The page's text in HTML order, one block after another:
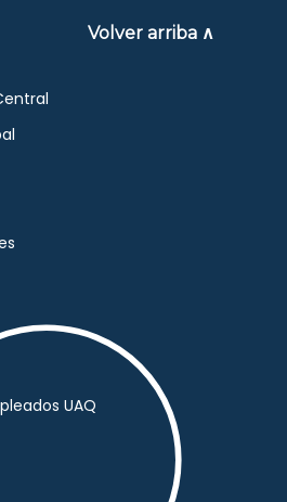
Volver arriba ∧
UAQ